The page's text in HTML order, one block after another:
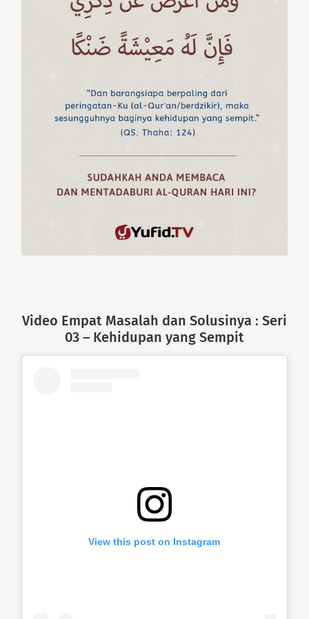
Video Empat Masalah dan Solusinya : Seri
03 – Kehidupan yang Sempit
View this post on Instagram